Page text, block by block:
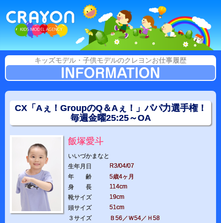
キッズモデル・子供モデルのクレヨンお仕事履歴
CX「Aぇ！GroupのQ＆Aぇ！」パパ力選手権！
毎週金曜25:25～OA
飯塚愛斗
いいづかまなと
生年月日
R3/04/07
年 齢
5歳4ヶ月
身 長
114cm
靴サイズ
19cm
頭サイズ
51cm
３サイズ
Ｂ56／Ｗ54／Ｈ58